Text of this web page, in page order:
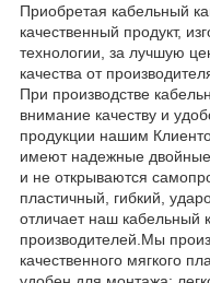
Приобретая кабельный
качественный продукт,
технологии, за лучшую
качества от
При производстве
внимание качеству и
продукции нашим
имеют надежные
и не открываются
пластичный, гибкий,
отличает наш кабельный
производителей.Мы
качественного мягкого